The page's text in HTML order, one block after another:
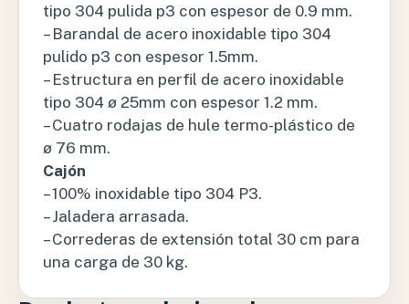
tipo 304 pulida p3 con espesor de 0.9 mm.
– Barandal de acero inoxidable tipo 304
pulido p3 con espesor 1.5mm.
– Estructura en perfil de acero inoxidable
tipo 304 ø 25mm con espesor 1.2 mm.
– Cuatro rodajas de hule termo-plástico de
ø 76 mm.
Cajón
– 100% inoxidable tipo 304 P3.
– Jaladera arrasada.
– Correderas de extensión total 30 cm para
una carga de 30 kg.